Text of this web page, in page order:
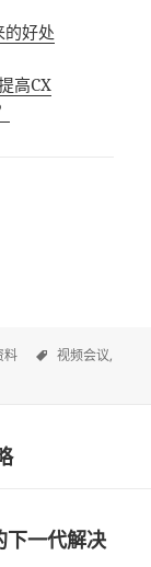
的好处
高CX
料
视频会议
一代解决